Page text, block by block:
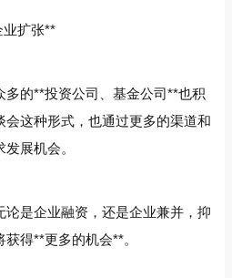
业扩张**
多的**投资公司、基金公司**也积
这种形式，也通过更多的渠道和
展机会。
论是企业融资，还是企业兼并，抑
得**更多的机会**。